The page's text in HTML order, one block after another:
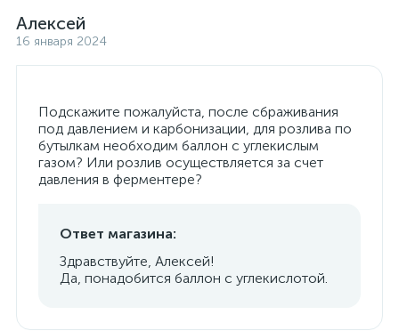
Алексей
16 января 2024
Подскажите пожалуйста, после сбраживания
под давлением и карбонизации, для розлива по
бутылкам необходим баллон с углекислым
газом? Или розлив осуществляется за счет
давления в ферментере?
Ответ магазина:
Здравствуйте, Алексей!
Да, понадобится баллон с углекислотой.